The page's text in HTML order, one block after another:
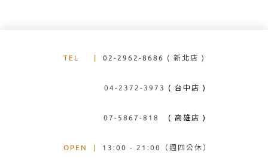
TEL | 02-2962-8686 ( 新北店 )
04-2372-3973 ( 台中店 )
07-5867-818 ( 高雄店 )
OPEN | 13:00 - 21:00（週四公休）